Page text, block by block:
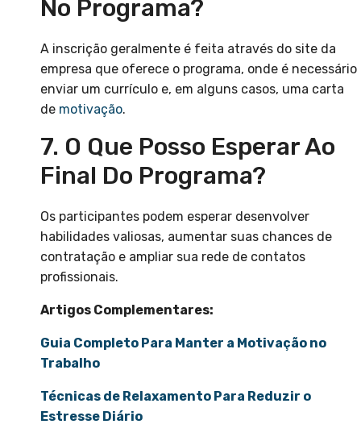
No Programa?
A inscrição geralmente é feita através do site da
empresa que oferece o programa, onde é necessário
enviar um currículo e, em alguns casos, uma carta
de motivação.
7. O Que Posso Esperar Ao
Final Do Programa?
Os participantes podem esperar desenvolver
habilidades valiosas, aumentar suas chances de
contratação e ampliar sua rede de contatos
profissionais.
Artigos Complementares:
Guia Completo Para Manter a Motivação no
Trabalho
Técnicas de Relaxamento Para Reduzir o
Estresse Diário